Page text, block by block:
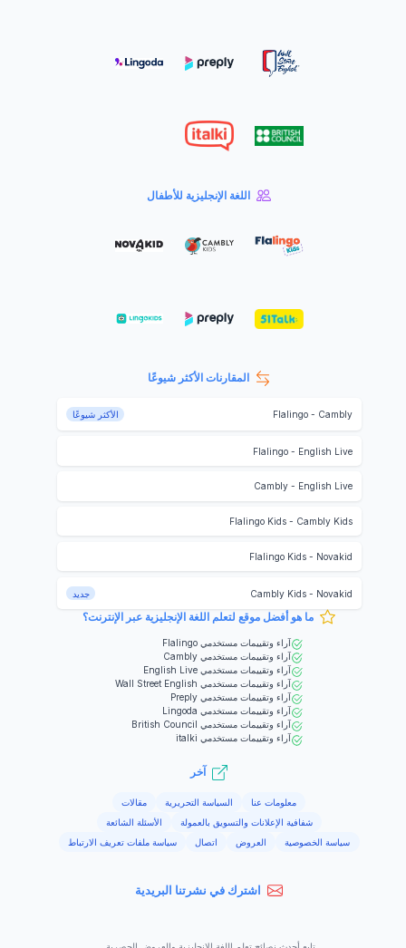
اللغة الإنجليزية للأطفال
المقارنات الأكثر شيوعًا
Flalingo-Cambly الأكثر شيوعًا
Flalingo-English Live
Cambly-English Live
Flalingo Kids-Cambly Kids
Flalingo Kids-Novakid
Cambly Kids-Novakid جديد
ما هو أفضل موقع لتعلم اللغة الإنجليزية عبر الإنترنت؟
آراء وتقييمات مستخدمي Flalingo
آراء وتقييمات مستخدمي Cambly
آراء وتقييمات مستخدمي English Live
آراء وتقييمات مستخدمي Wall Street English
آراء وتقييمات مستخدمي Preply
آراء وتقييمات مستخدمي Lingoda
آراء وتقييمات مستخدمي British Council
آراء وتقييمات مستخدمي italki
آخر
معلومات عنا السياسة التحريرية
مقالات
شفافية الإعلانات والتسويق بالعمولة
الأسئلة الشائعة
سياسة الخصوصية
العروض اتصال سياسة ملفات تعريف الارتباط
اشترك في نشرتنا البريدية
تابع أحدث نصائح تعلم اللغة الإنجليزية والعروض الحصرية.